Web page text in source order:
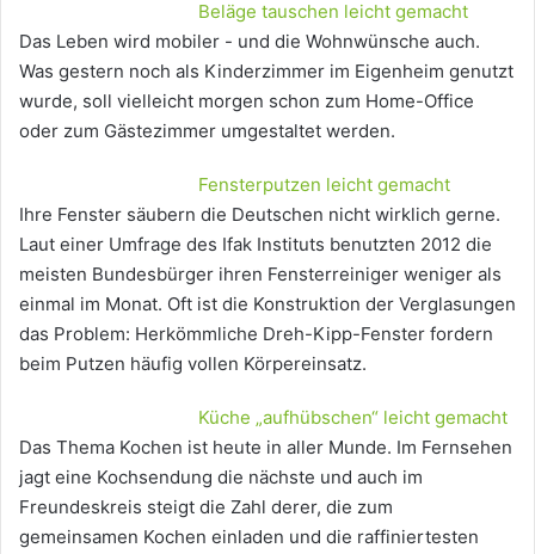
Beläge tauschen leicht gemacht
Das Leben wird mobiler - und die Wohnwünsche auch.
Was gestern noch als Kinderzimmer im Eigenheim genutzt
wurde, soll vielleicht morgen schon zum Home-Office
oder zum Gästezimmer umgestaltet werden.
Fensterputzen leicht gemacht
Ihre Fenster säubern die Deutschen nicht wirklich gerne.
Laut einer Umfrage des Ifak Instituts benutzten 2012 die
meisten Bundesbürger ihren Fensterreiniger weniger als
einmal im Monat. Oft ist die Konstruktion der Verglasungen
das Problem: Herkömmliche Dreh-Kipp-Fenster fordern
beim Putzen häufig vollen Körpereinsatz.
Küche „aufhübschen“ leicht gemacht
Das Thema Kochen ist heute in aller Munde. Im Fernsehen
jagt eine Kochsendung die nächste und auch im
Freundeskreis steigt die Zahl derer, die zum
gemeinsamen Kochen einladen und die raffiniertesten